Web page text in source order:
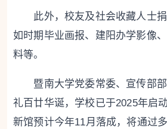
此外，校友及社会收藏人士捐
如时期毕业画报、建阳办学影像
料等。
暨南大学党委常委、宣传部部
礼百廿华诞，学校已于2025年启
新馆预计今年11月落成，将通过